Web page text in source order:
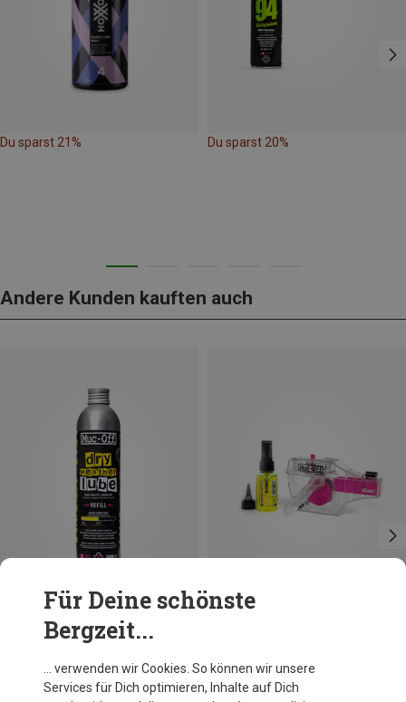
Du sparst 21% Du sparst 20%
Andere Kunden kauften auch
Du sparst 10%
Für Deine schönste
Bergzeit...
… verwenden wir Cookies. So können wir unsere
Services für Dich optimieren, Inhalte auf Dich